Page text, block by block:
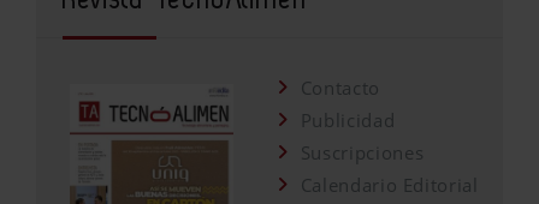
Contacto
Publicidad
Suscripciones
Calendario Editorial